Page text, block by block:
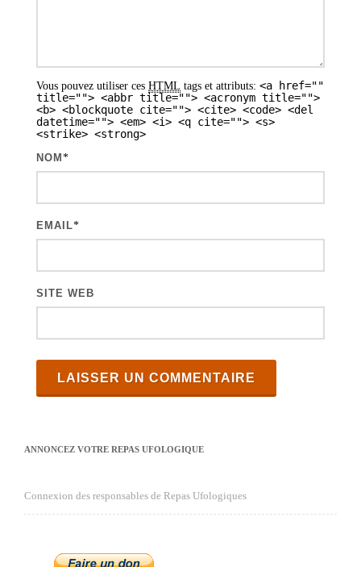
Vous pouvez utiliser ces HTML tags et attributs: <a href=""
title=""> <abbr title=""> <acronym title="">
<b> <blockquote cite=""> <cite> <code> <del
datetime=""> <em> <i> <q cite=""> <s>
<strike> <strong>
NOM *
EMAIL*
SITE WEB
ANNONCEZ VOTRE REPAS UFOLOGIQUE
Connexion des responsables de Repas Ufologiques